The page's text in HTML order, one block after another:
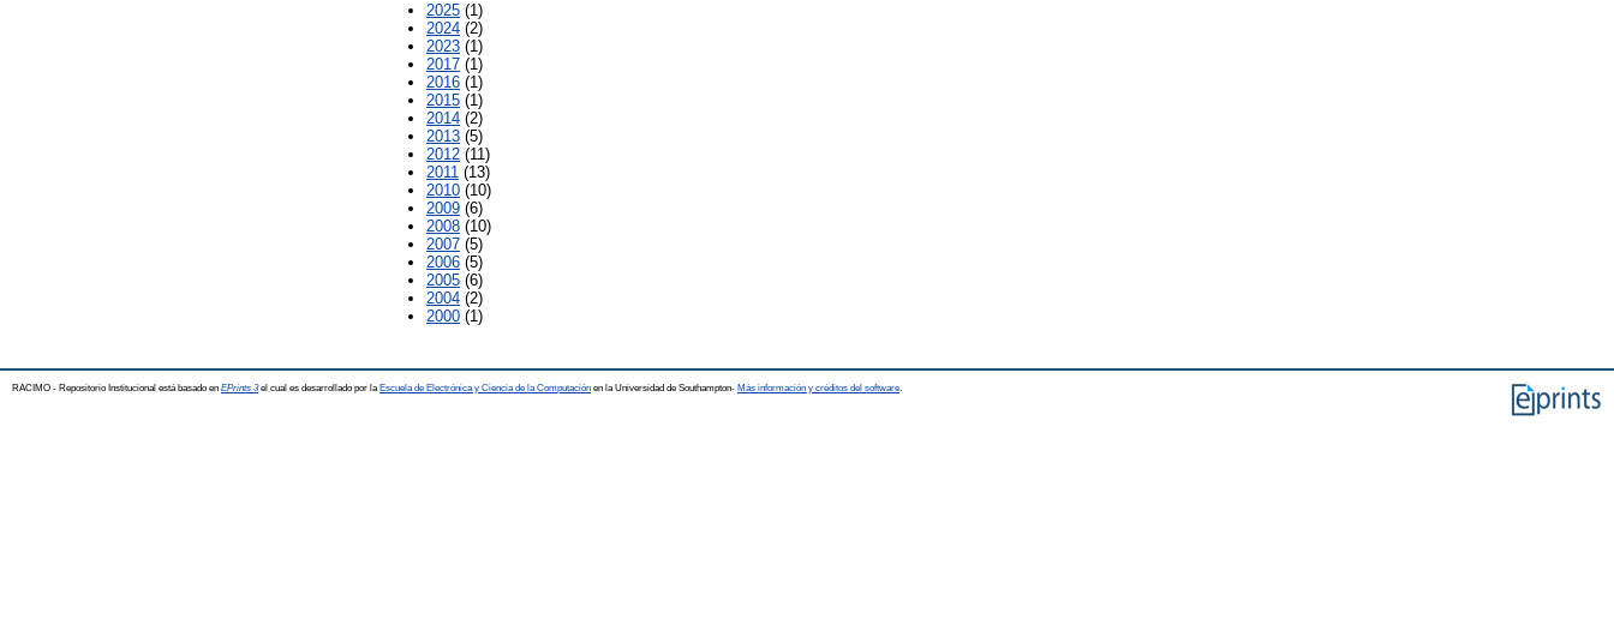
2025 (1)
2024 (2)
2023 (1)
2017 (1)
2016 (1)
2015 (1)
2014 (2)
2013 (5)
2012 (11)
2011 (13)
2010 (10)
2009 (6)
2008 (10)
2007 (5)
2006 (5)
2005 (6)
2004 (2)
2000 (1)
RACIMO - Repositorio Institucional está basado en EPrints 3el cual es desarrollado por la Escuela de Electrónica y Ciencia de la Computación en la Universidad de Southampton- Más información y créditos del software